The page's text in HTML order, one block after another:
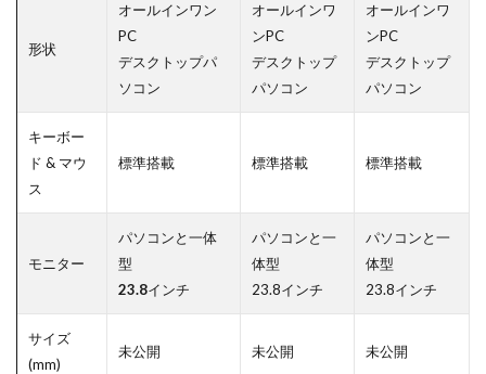
形状
オールインワン
PC
デスクトップパ
ソコン
オールインワ
ンPC
デスクトップ
パソコン
オールインワ
ンPC
デスクトップ
パソコン
キーボー
ド & マウ
ス
標準搭載 標準搭載 標準搭載
モニター
パソコンと一体
型
23.8インチ
パソコンと一
体型
23.8インチ
パソコンと一
体型
23.8インチ
サイズ
(mm)
未公開 未公開 未公開